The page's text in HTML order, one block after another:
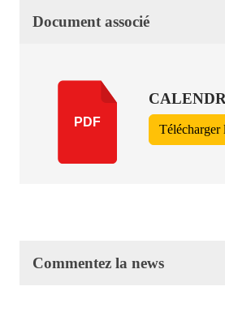
Document associé
PDF
Télécharger
Commentez la news